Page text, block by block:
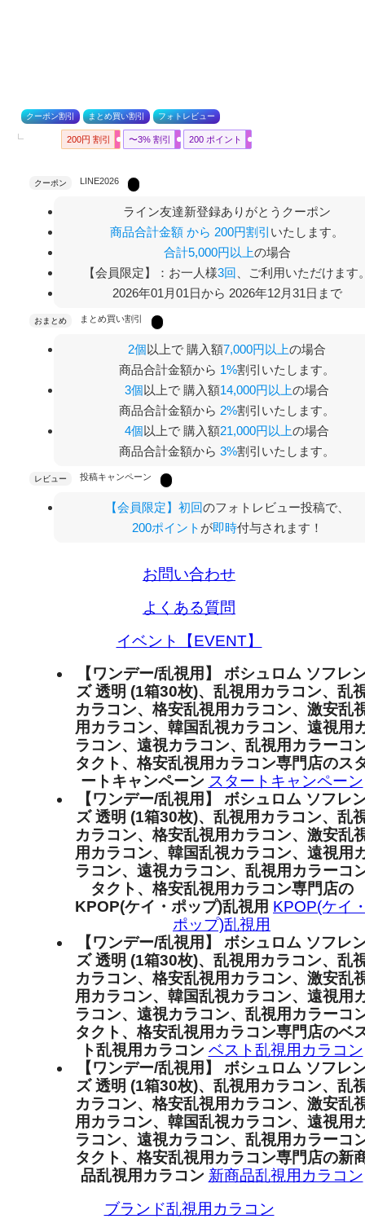
クーポン割引 まとめ買い割引 フォトレビュー
200円 割引 〜3% 割引 200 ポイント
クーポン LINE2026
ライン友達新登録ありがとうクーポン
商品合計金額 から 200円割引 いたします。
合計5,000円以上の場合
【会員限定】：お一人様3回 、ご利用いただけます
2026年01月01日から 2026年12月31日まで
おまとめ まとめ買い割引
2個以上で 購入額7,000円以上の場合
商品合計金額から 1%割引いたします。
3個以上で 購入額14,000円以上の場合
商品合計金額から 2%割引いたします。
4個以上で 購入額21,000円以上の場合
商品合計金額から3%割引いたします。
レビュー 投稿キャンペーン
【会員限定】初回のフォトレビュー投稿で、
200ポイント が即時付与されます！
お問い合わせ
よくある質問
イベント【EVENT】
【ワンデー/乱視用】 ボシュロム ソフレ
ズ 透明 (1箱30枚)、乱視用カラコン、乱
カラコン、格安乱視用カラコン、激安乱
用カラコン、韓国乱視カラコン、遠視用
ラコン、遠視カラコン、乱視用カラーコ
タクト、格安乱視用カラコン専門店のス
ートキャンペーン スタートキャンペーン
【ワンデー/乱視用】 ボシュロム ソフレ
ズ 透明 (1箱30枚)、乱視用カラコン、乱
カラコン、格安乱視用カラコン、激安乱
用カラコン、韓国乱視カラコン、遠視用
ラコン、遠視カラコン、乱視用カラーコ
タクト、格安乱視用カラコン専門店の
KPOP(ケイ・ポップ)乱視用 KPOP(ケイ
ポップ)乱視用
【ワンデー/乱視用】 ボシュロム ソフレ
ズ 透明 (1箱30枚)、乱視用カラコン、乱
カラコン、格安乱視用カラコン、激安乱
用カラコン、韓国乱視カラコン、遠視用
ラコン、遠視カラコン、乱視用カラーコ
タクト、格安乱視用カラコン専門店のベ
ト乱視用カラコン ベスト乱視用カラコン
【ワンデー/乱視用】 ボシュロム ソフレ
ズ 透明 (1箱30枚)、乱視用カラコン、乱
カラコン、格安乱視用カラコン、激安乱
用カラコン、韓国乱視カラコン、遠視用
ラコン、遠視カラコン、乱視用カラーコ
タクト、格安乱視用カラコン専門店の新
品乱視用カラコン 新商品乱視用カラコン
ブランド乱視用カラコン